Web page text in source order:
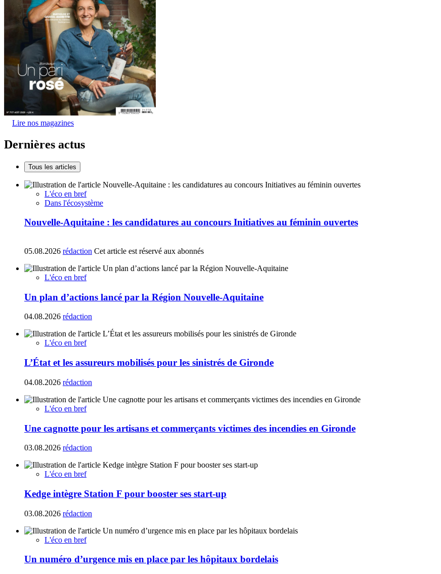
Lire nos magazines
Dernières actus
Tous les articles
L'éco en bref
Dans l'écosystème
Nouvelle-Aquitaine : les candidatures au concours Initiatives au féminin ouvertes
05.08.2026 rédaction Cet article est réservé aux abonnés
L'éco en bref
Un plan d’actions lancé par la Région Nouvelle-Aquitaine
04.08.2026 rédaction
L'éco en bref
L’État et les assureurs mobilisés pour les sinistrés de Gironde
04.08.2026 rédaction
L'éco en bref
Une cagnotte pour les artisans et commerçants victimes des incendies en Gironde
03.08.2026 rédaction
L'éco en bref
Kedge intègre Station F pour booster ses start-up
03.08.2026 rédaction
L'éco en bref
Un numéro d’urgence mis en place par les hôpitaux bordelais